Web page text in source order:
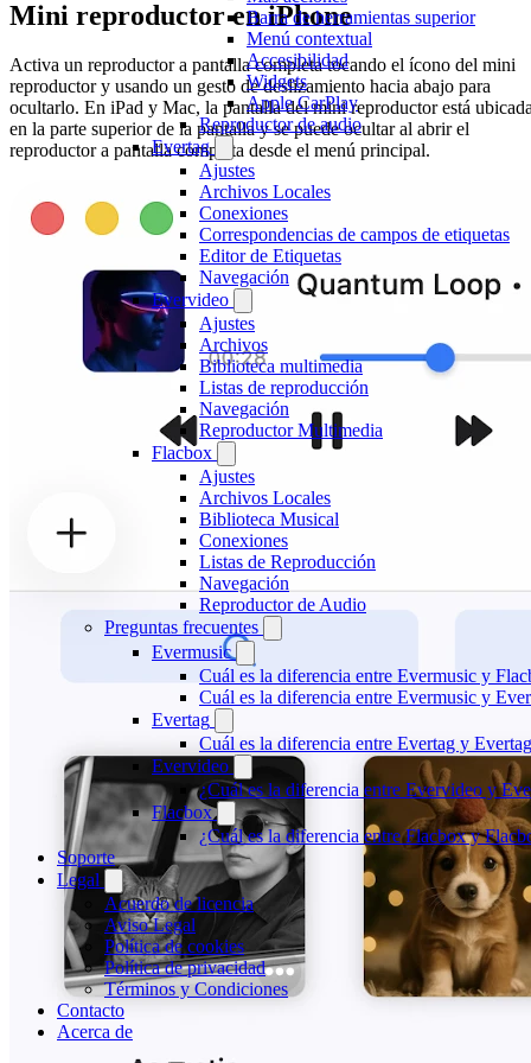
Barra de herramientas superior
Menú contextual
Accesibilidad
Widgets
Apple CarPlay
Reproductor de audio
Evertag
Ajustes
Archivos Locales
Conexiones
Correspondencias de campos de etiquetas
Editor de Etiquetas
Navegación
Evervideo
Ajustes
Archivos
Biblioteca multimedia
Listas de reproducción
Navegación
Reproductor Multimedia
Flacbox
Ajustes
Archivos Locales
Biblioteca Musical
Conexiones
Listas de Reproducción
Navegación
Reproductor de Audio
Preguntas frecuentes
Evermusic
Cuál es la diferencia entre Evermusic y
Cuál es la diferencia entre Evermusic y
Evertag
Cuál es la diferencia entre Evertag y
Evervideo
¿Cuál es la diferencia entre Evervideo y
Flacbox
¿Cuál es la diferencia entre Flacbox y
Soporte
Legal
Acuerdo de licencia
Aviso Legal
Política de cookies
Política de privacidad
Términos y Condiciones
Contacto
Acerca de
Mini reproductor en iPhone
Activa un reproductor a pantalla completa tocando el ícono del mini
reproductor y usando un gesto de deslizamiento hacia abajo para
ocultarlo. En iPad y Mac, la pantalla del mini reproductor está
en la parte superior de la pantalla y se puede ocultar al abrir el
reproductor a pantalla completa desde el menú principal.